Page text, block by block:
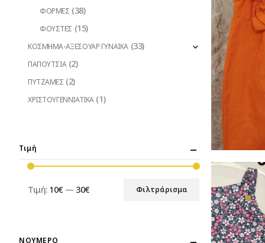
ΦΟΡΜΕΣ (38)
ΦΟΥΣΤΕΣ (15)
ΚΟΣΜΗΜΑ-ΑΞΕΣΟΥΑΡ ΓΥΝΑΙΚΑ (33)
ΠΑΠΟΥΤΣΙΑ (2)
ΠΥΤΖΑΜΕΣ (2)
ΧΡΙΣΤΟΥΓΕΝΝΙΑΤΙΚΑ (1)
Τιμή
Ελάχιστη
Μέγιστη
Φιλτράρισμα
Τιμή: 10€— 30€
ΝΟΥΜΕΡΟ